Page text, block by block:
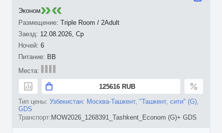
12.08.2026, Ср
6
Triple Room / 2Adult
BB
125616 RUB
Узбекистан: Москва-Ташкент, "Ташкент, сити" (G),
GDS
MOW2026_1268391_Tashkent_Econom (G)+ GDS
Эконом